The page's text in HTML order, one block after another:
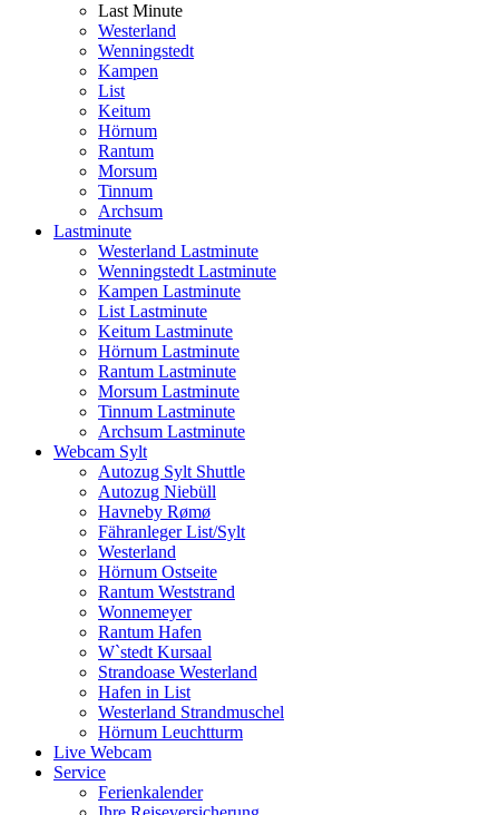
Last Minute
Westerland
Wenningstedt
Kampen
List
Keitum
Hörnum
Rantum
Morsum
Tinnum
Archsum
Lastminute
Westerland Lastminute
Wenningstedt Lastminute
Kampen Lastminute
List Lastminute
Keitum Lastminute
Hörnum Lastminute
Rantum Lastminute
Morsum Lastminute
Tinnum Lastminute
Archsum Lastminute
Webcam Sylt
Autozug Sylt Shuttle
Autozug Niebüll
Havneby Rømø
Fähranleger List/Sylt
Westerland
Hörnum Ostseite
Rantum Weststrand
Wonnemeyer
Rantum Hafen
W`stedt Kursaal
Strandoase Westerland
Hafen in List
Westerland Strandmuschel
Hörnum Leuchtturm
Live Webcam
Service
Ferienkalender